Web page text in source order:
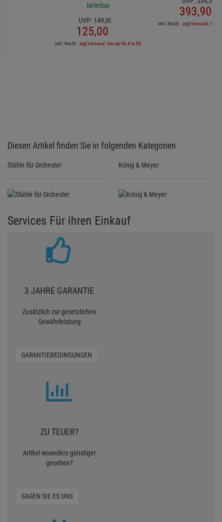
lieferbar
UVP: 149,00
125,00
inkl. MwSt. zzgl Versand - frei ab 90,-€ in DE
393,90
inkl. MwSt. zzgl Versand - frei
Diesen Artikel finden Sie in folgenden Kategorien
Stühle für Orchester König & Meyer
Services Für ihren Einkauf
3 JAHRE GARANTIE
Zusätzlich zur gesetzlichen
Gewährleistung
GARANTIEBEDINGUNGEN
ZU TEUER?
Artikel woanders günstiger
gesehen?
SAGEN SIE ES UNS